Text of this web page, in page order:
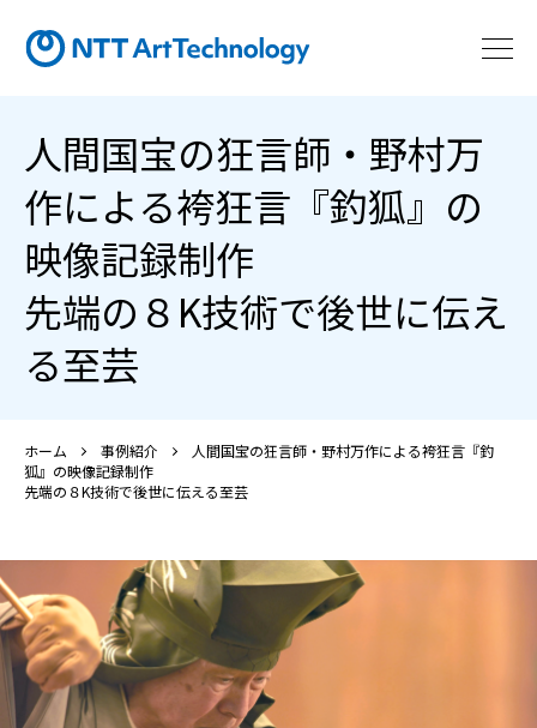
人間国宝の狂言師・野村万
作による袴狂言『釣狐』の
映像記録制作
――先端の８K技術で後世に伝え
る至芸――
ホーム 事例紹介
人間国宝の狂言師・野村万作による袴狂言『釣
狐』の映像記録制作
――先端の８K技術で後世に伝える至芸――